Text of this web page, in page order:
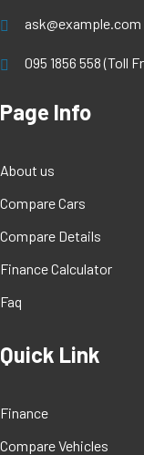
ask@example.com
095 1856 558 (Toll
Page Info
About us
Compare Cars
Compare Details
Finance Calculator
Faq
Quick Link
Finance
Compare Vehicles